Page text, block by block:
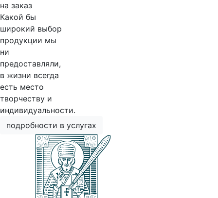
на заказ
Какой бы
широкий выбор
продукции мы
ни
предоставляли,
в жизни всегда
есть место
творчеству и
индивидуальности.
подробности в услугах